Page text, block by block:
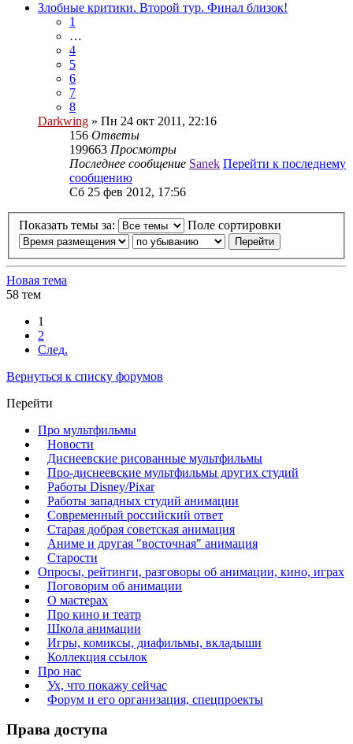
Злобные критики. Второй тур. Финал близок!
1
…
4
5
6
7
8
Darkwing » Пн 24 окт 2011, 22:16
156 Ответы
199663 Просмотры
Последнее сообщение Sanek Перейти к последнему
сообщению
Сб 25 фев 2012, 17:56
Показать темы за: Поле сортировки
Новая тема
58 тем
1
2
След.
Вернуться к списку форумов
Перейти
Про мультфильмы
Новости
Диснеевские рисованные мультфильмы
Про-диснеевские мультфильмы других студий
Работы Disney/Pixar
Работы западных студий анимации
Современный российский ответ
Старая добрая советская анимация
Аниме и другая "восточная" анимация
Старости
Опросы, рейтинги, разговоры об анимации, кино, играх
Поговорим об анимации
О мастерах
Про кино и театр
Школа анимации
Игры, комиксы, диафильмы, вкладыши
Коллекция ссылок
Про нас
Ух, что покажу сейчас
Форум и его организация, спецпроекты
Права доступа